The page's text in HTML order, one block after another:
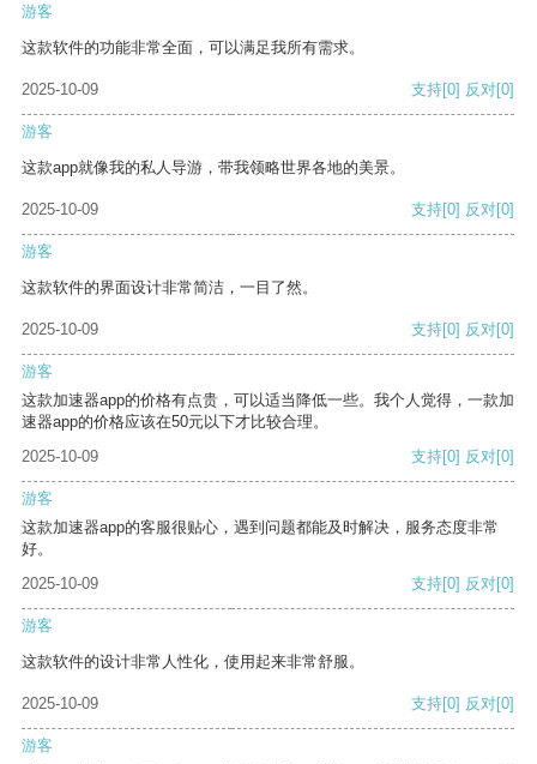
游客
这款软件的功能非常全面，可以满足我所有需求。
2025-10-09 支持[0] 反对[0]
游客
这款app就像我的私人导游，带我领略世界各地的美景。
2025-10-09 支持[0] 反对[0]
游客
这款软件的界面设计非常简洁，一目了然。
2025-10-09 支持[0] 反对[0]
游客
这款加速器app的价格有点贵，可以适当降低一些。我个人觉得，一款加
速器app的价格应该在50元以下才比较合理。
2025-10-09
支持[0] 反对[0]
游客
这款加速器app的客服很贴心，遇到问题都能及时解决，服务态度非常
好。
2025-10-09
支持[0] 反对[0]
游客
这款软件的设计非常人性化，使用起来非常舒服。
2025-10-09 支持[0] 反对[0]
游客